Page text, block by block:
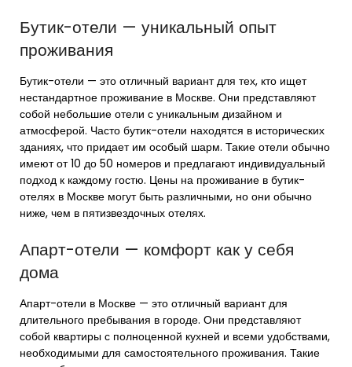
Бутик-отели — уникальный опыт
проживания
Бутик-отели — это отличный вариант для тех, кто ищет
нестандартное проживание в Москве. Они представляют
собой небольшие отели с уникальным дизайном и
атмосферой. Часто бутик-отели находятся в исторических
зданиях, что придает им особый шарм. Такие отели обычно
имеют от 10 до 50 номеров и предлагают индивидуальный
подход к каждому гостю. Цены на проживание в бутик-
отелях в Москве могут быть различными, но они обычно
ниже, чем в пятизвездочных отелях.
Апарт-отели — комфорт как у себя
дома
Апарт-отели в Москве — это отличный вариант для
длительного пребывания в городе. Они представляют
собой квартиры с полноценной кухней и всеми удобствами,
необходимыми для самостоятельного проживания. Такие